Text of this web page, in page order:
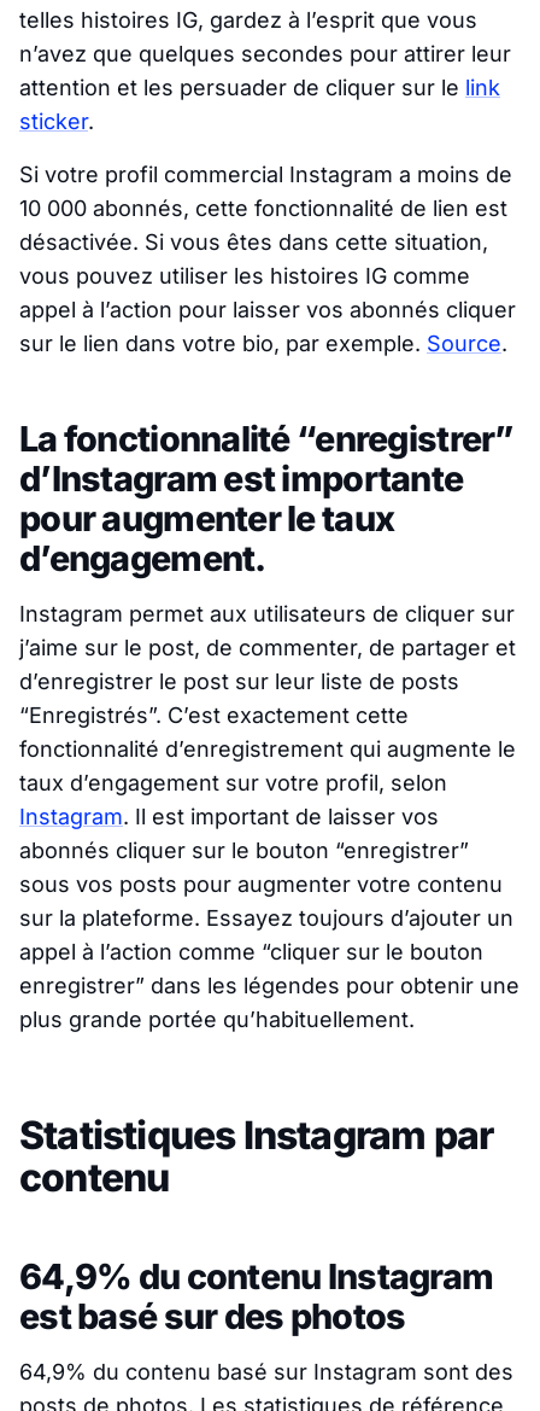
telles histoires IG, gardez à l’esprit que vous
n’avez que quelques secondes pour attirer leur
attention et les persuader de cliquer sur le link
sticker.
Si votre profil commercial Instagram a moins de
10 000 abonnés, cette fonctionnalité de lien est
désactivée. Si vous êtes dans cette situation,
vous pouvez utiliser les histoires IG comme
appel à l’action pour laisser vos abonnés cliquer
sur le lien dans votre bio, par exemple. Source.
La fonctionnalité “enregistrer”
d’Instagram est importante
pour augmenter le taux
d’engagement.
Instagram permet aux utilisateurs de cliquer sur
j’aime sur le post, de commenter, de partager et
d’enregistrer le post sur leur liste de posts
“Enregistrés”. C’est exactement cette
fonctionnalité d’enregistrement qui augmente le
taux d’engagement sur votre profil, selon
Instagram. Il est important de laisser vos
abonnés cliquer sur le bouton “enregistrer”
sous vos posts pour augmenter votre contenu
sur la plateforme. Essayez toujours d’ajouter un
appel à l’action comme “cliquer sur le bouton
enregistrer” dans les légendes pour obtenir une
plus grande portée qu’habituellement.
Statistiques Instagram par
contenu
64,9% du contenu Instagram
est basé sur des photos
64,9% du contenu basé sur Instagram sont des
posts de photos. Les statistiques de référence